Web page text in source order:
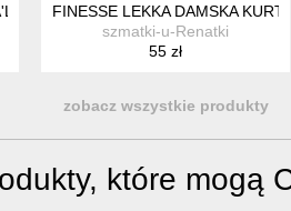
/ 8- S
JEANS 18 / 44
FINESSE LEKKA DAMSKA
szmatki-u-Renatki
55 zł
zobacz wszystkie produkty
które mogą